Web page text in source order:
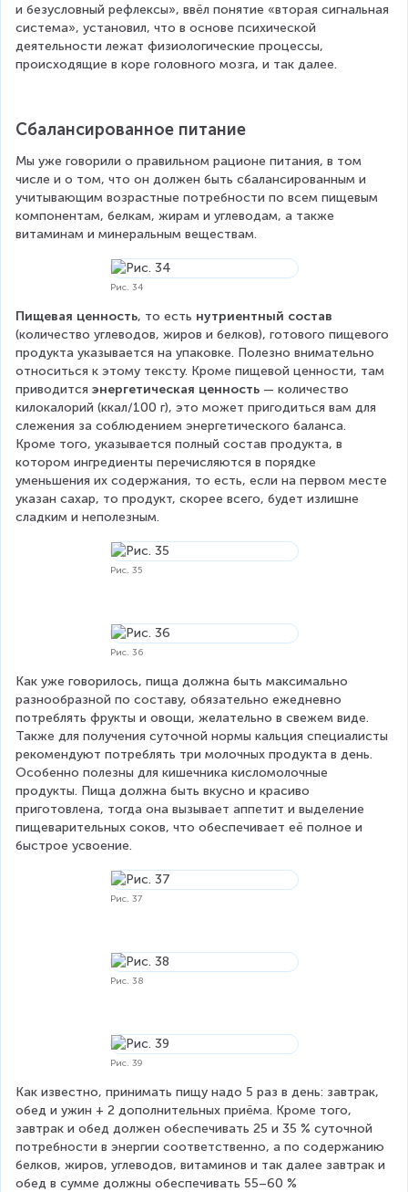
и безусловный рефлексы», ввёл понятие «вторая сигнальная
система», установил, что в основе психической
деятельности лежат физиологические процессы,
происходящие в коре головного мозга, и так далее.
Сбалансированное питание
Мы уже говорили о правильном рационе питания, в том
числе и о том, что он должен быть сбалансированным и
учитывающим возрастные потребности по всем пищевым
компонентам, белкам, жирам и углеводам, а также
витаминам и минеральным веществам.
Рис. 34
Пищевая ценность, то есть нутриентный состав
(количество углеводов, жиров и белков), готового пищевого
продукта указывается на упаковке. Полезно внимательно
относиться к этому тексту. Кроме пищевой ценности, там
приводится энергетическая ценность — количество
килокалорий (ккал/100 г), это может пригодиться вам для
слежения за соблюдением энергетического баланса.
Кроме того, указывается полный состав продукта, в
котором ингредиенты перечисляются в порядке
уменьшения их содержания, то есть, если на первом месте
указан сахар, то продукт, скорее всего, будет излишне
сладким и неполезным.
Рис. 35
Рис. 36
Как уже говорилось, пища должна быть максимально
разнообразной по составу, обязательно ежедневно
потреблять фрукты и овощи, желательно в свежем виде.
Также для получения суточной нормы кальция специалисты
рекомендуют потреблять три молочных продукта в день.
Особенно полезны для кишечника кисломолочные
продукты. Пища должна быть вкусно и красиво
приготовлена, тогда она вызывает аппетит и выделение
пищеварительных соков, что обеспечивает её полное и
быстрое усвоение.
Рис. 37
Рис. 38
Рис. 39
Как известно, принимать пищу надо 5 раз в день: завтрак,
обед и ужин + 2 дополнительных приёма. Кроме того,
завтрак и обед должен обеспечивать 25 и 35 % суточной
потребности в энергии соответственно, а по содержанию
белков, жиров, углеводов, витаминов и так далее завтрак и
обед в сумме должны обеспечивать 55–60 %